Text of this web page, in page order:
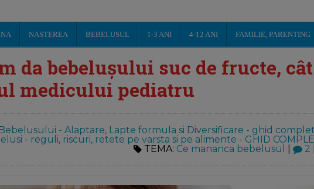
NASTEREA BEBELUSUL 1-3 ANI 4-12 ANI FAMILIE, PARENTING
da bebelușului suc de fructe,
medicului pediatru
- Alaptare, Lapte formula si Diversificare - ghid complet
- reguli, riscuri, retete pe varsta si pe alimente - GHID
TEMA: Ce mananca bebelusul 2